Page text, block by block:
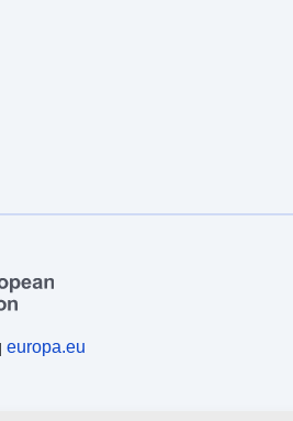
europa.eu